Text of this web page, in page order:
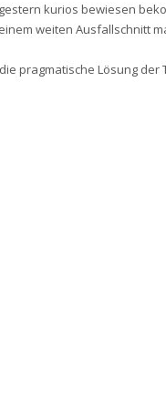
kurios bewiesen
weiten Ausfallschnitt
pragmatische Lösung der